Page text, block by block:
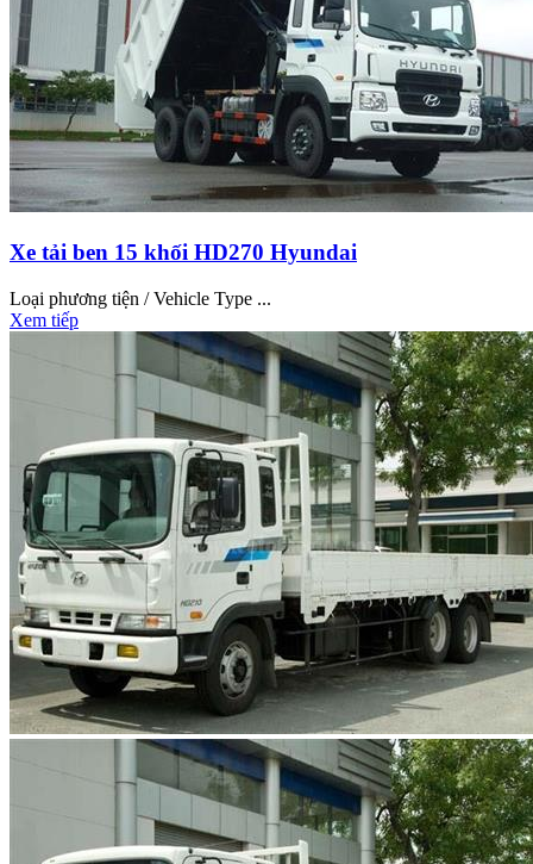
Xe tải ben 15 khối HD270 Hyundai
Loại phương tiện / Vehicle Type ...
Xem tiếp